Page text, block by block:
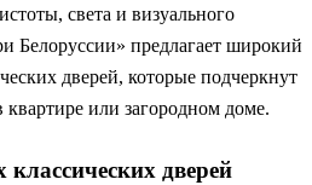
света и визуального
Белоруссии» предлагает широкий
дверей, которые подчеркнут
квартире или загородном доме.
дверей